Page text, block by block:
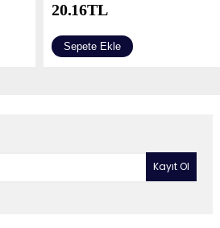
20.16TL
Sepete Ekle